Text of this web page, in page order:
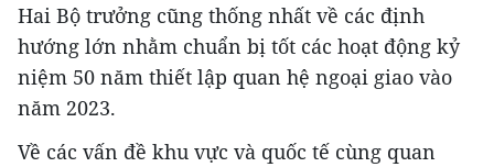
Hai Bộ trưởng cũng thống nhất về các định
hướng lớn nhằm chuẩn bị tốt các hoạt động kỷ
niệm 50 năm thiết lập quan hệ ngoại giao vào
năm 2023.
Về các vấn đề khu vực và quốc tế cùng quan